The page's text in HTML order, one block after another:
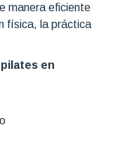
manera eficiente
física, la práctica
en